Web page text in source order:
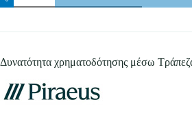
Αποστολή
ποσότητα
Δυνατότητα χρηματοδότησης μέσω